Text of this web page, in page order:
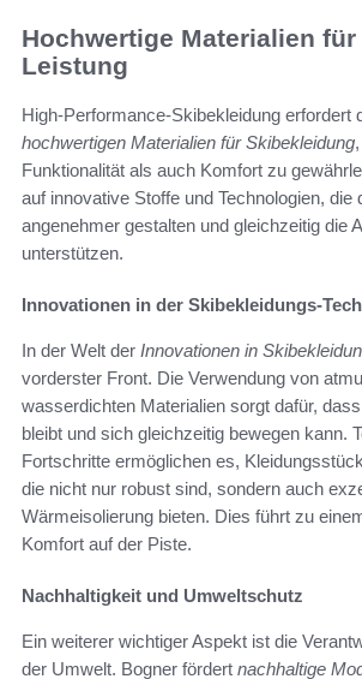
Hochwertige Materialien
Leistung
High-Performance-Skibekleidung erfordert
hochwertigen Materialien für Skibekleidung
Funktionalität als auch Komfort zu
auf innovative Stoffe und Technologien, die
angenehmer gestalten und gleichzeitig die
unterstützen.
Innovationen in der Skibekleidungs-
In der Welt der Innovationen in
vorderster Front. Die Verwendung von
wasserdichten Materialien sorgt dafür,
bleibt und sich gleichzeitig bewegen kann.
Fortschritte ermöglichen es,
die nicht nur robust sind, sondern auch
Wärmeisolierung bieten. Dies führt zu
Komfort auf der Piste.
Nachhaltigkeit und Umweltschutz
Ein weiterer wichtiger Aspekt ist die
der Umwelt. Bogner fördert nachhaltige